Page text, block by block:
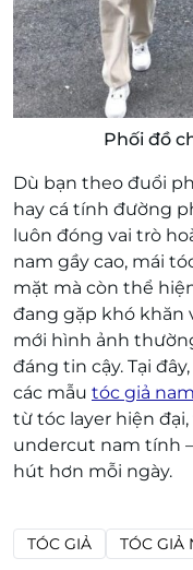
Phối đồ
Dù bạn theo đuổi
hay cá tính đường
luôn đóng vai trò
nam gầy cao, mái
mặt mà còn thể
đang gặp khó khăn
mới hình ảnh
đáng tin cậy. Tại
các mẫu tóc giả nam
từ tóc layer hiện
undercut nam tính
hút hơn mỗi ngày.
TÓC GIẢ TÓC GIẢ